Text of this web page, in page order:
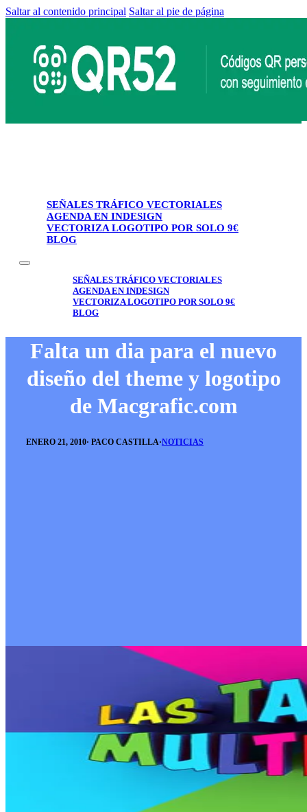
Saltar al contenido principal Saltar al pie de página
SEÑALES TRÁFICO VECTORIALES
AGENDA EN INDESIGN
VECTORIZA LOGOTIPO POR SOLO 9€
BLOG
SEÑALES TRÁFICO VECTORIALES
AGENDA EN INDESIGN
VECTORIZA LOGOTIPO POR SOLO 9€
BLOG
Falta un dia para el nuevo
diseño del theme y logotipo
de Macgrafic.com
ENERO 21, 2010· PACO CASTILLA·NOTICIAS